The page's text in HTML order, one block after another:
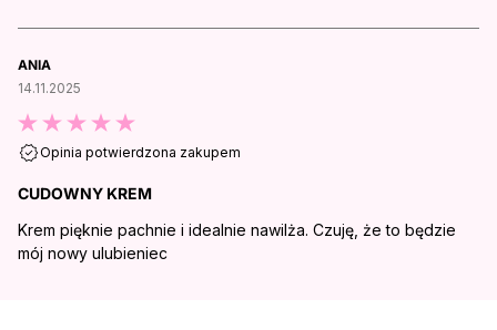
ANIA
14.11.2025
Opinia potwierdzona zakupem
CUDOWNY KREM
Krem pięknie pachnie i idealnie nawilża. Czuję, że to będzie
mój nowy ulubieniec